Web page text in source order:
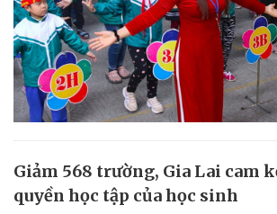
Giảm 568 trường, Gia Lai cam
quyền học tập của học sinh